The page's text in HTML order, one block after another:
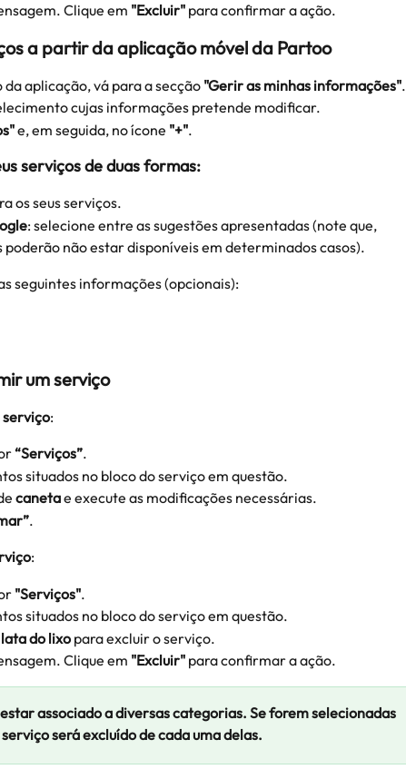
Clique em "Excluir" para confirmar a ação.
a partir da aplicação móvel da Partoo
da aplicação, vá para a secção "Gerir as minhas informações".
cujas informações pretende modificar.
e, em seguida, no ícone "+".
serviços de duas formas:
os seus serviços.
: selecione entre as sugestões apresentadas (note que,
poderão não estar disponíveis em determinados casos).
seguintes informações (opcionais):
um serviço
serviço:
“Serviços”.
situados no bloco do serviço em questão.
caneta e execute as modificações necessárias.
.
:
"Serviços".
situados no bloco do serviço em questão.
lata do lixo para excluir o serviço.
Clique em "Excluir" para confirmar a ação.
associado a diversas categorias. Se forem selecionadas
será excluído de cada uma delas.